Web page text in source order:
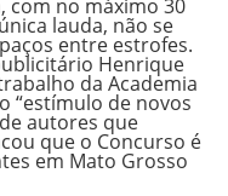
com no máximo 30
lauda, não se
entre estrofes.
Henrique
da Academia
“estímulo de novos
autores que
que o Concurso é
em Mato Grosso